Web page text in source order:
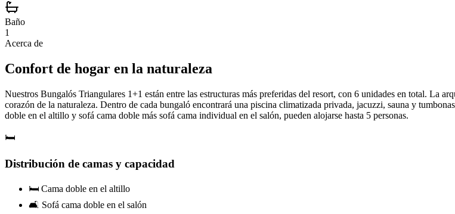
Baño
1
Acerca de
Confort de hogar en la naturaleza
Nuestros Bungalós Triangulares 1+1 están entre las estructuras más preferidas del resort, con 6 unidades en total. La
corazón de la naturaleza. Dentro de cada bungaló encontrará una piscina climatizada privada, jacuzzi, sauna y
doble en el altillo y sofá cama doble más sofá cama individual en el salón, pueden alojarse hasta 5 personas.
🛏️
Distribución de camas y capacidad
🛏️ Cama doble en el altillo
🛋️ Sofá cama doble en el salón